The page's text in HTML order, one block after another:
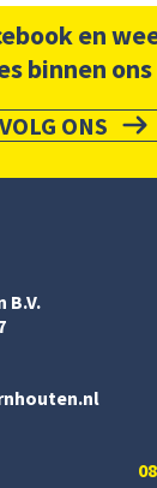
en
binnen
VOLG ONS